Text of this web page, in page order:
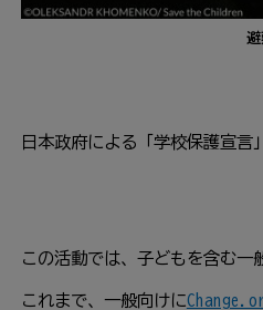
日本政府による「学校保護宣言
この活動では、子どもを含む一
これまで、一般向けに